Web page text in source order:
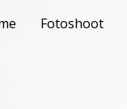
Fotoshoot